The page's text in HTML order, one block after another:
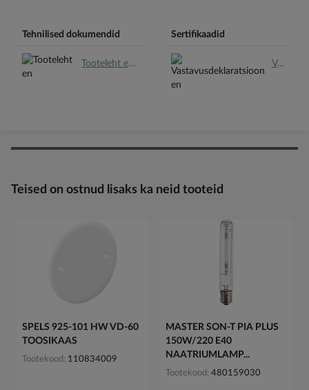
Tehnilised dokumendid
Tooteleht en.pdf
Sertifikaadid
Vastavusdeklaratsioon en.pdf
Teised on ostnud lisaks ka neid tooteid
SPELS 925-101 HW VD-60
TOOSIKAAS
Tootekood 110834009
MASTER SON-T PIA PLUS
150W/220 E40
NAATRIUMLAMP...
Tootekood 480159030